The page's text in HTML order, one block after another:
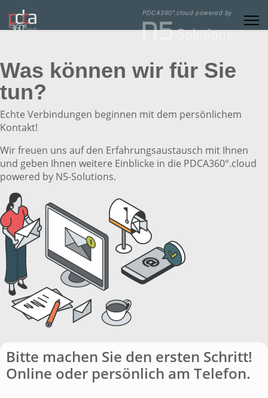
Was können wir für Sie
tun?
Echte Verbindungen beginnen mit dem persönlichem
Kontakt!
Wir freuen uns auf den Erfahrungsaustausch mit Ihnen
und geben Ihnen weitere Einblicke in die PDCA360°.cloud
powered by N5-Solutions.
Bitte machen Sie den ersten Schritt!
Online oder persönlich am Telefon.